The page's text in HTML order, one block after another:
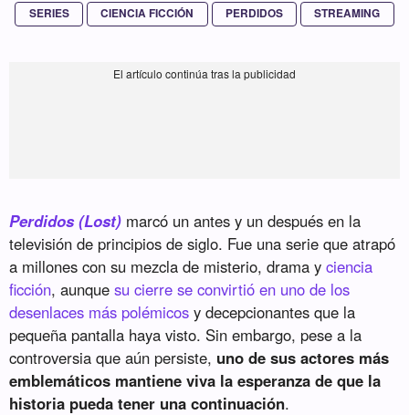
SERIES CIENCIA FICCIÓN PERDIDOS STREAMING
Perdidos (Lost) marcó un antes y un después en la
televisión de principios de siglo. Fue una serie que atrapó
a millones con su mezcla de misterio, drama yciencia
ficción, aunquesu cierre se convirtió en uno de los
desenlaces más polémicos y decepcionantes que la
pequeña pantalla haya visto. Sin embargo, pese a la
controversia que aún persiste, uno de sus actores más
emblemáticos mantiene viva la esperanza de que la
historia pueda tener una continuación.